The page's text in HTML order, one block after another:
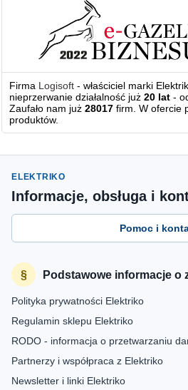
Firma Logisoft - właściciel marki
nieprzerwanie działalność już20 lat -
Zaufało nam już28017 firm. W ofercie
produktów.
ELEKTRIKO
Informacje, obsługa i
Pomoc i
Podstawowe informacje o
Polityka prywatności Elektriko
Regulamin sklepu Elektriko
RODO - informacja o przetwarzaniu
Partnerzy i współpraca z Elektriko
Newsletter i linki Elektriko